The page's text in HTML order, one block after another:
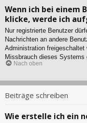
Wenn ich bei einem
klicke, werde ich
Nur registrierte Benutzer
Nachrichten an andere
Administration
Missbrauch dieses Systems
Nach oben
Beiträge schreiben
Wie erstelle ich ein